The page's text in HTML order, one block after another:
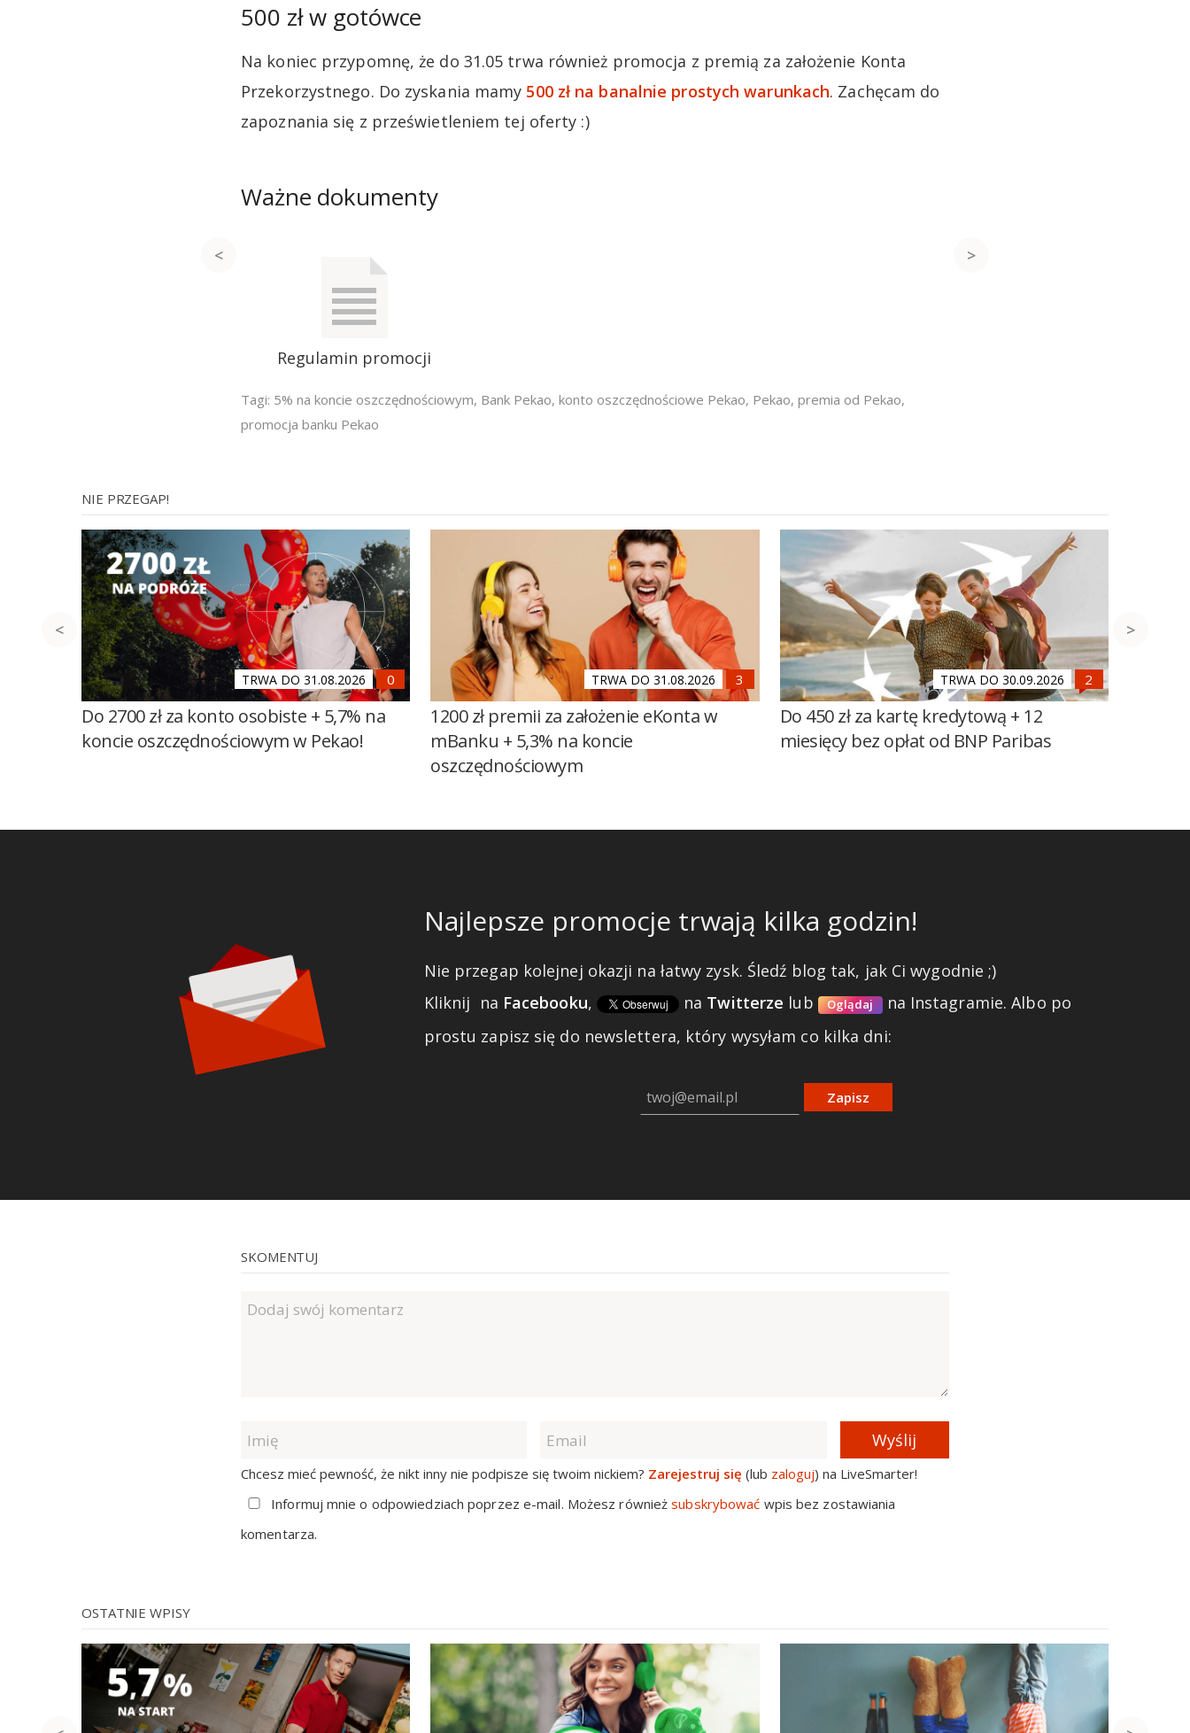
500 zł w gotówce
Na koniec przypomnę, że do 31.05 trwa również promocja z premią za założenie Konta
Przekorzystnego. Do zyskania mamy 500 zł na banalnie prostych warunkach. Zachęcam do
zapoznania się z prześwietleniem tej oferty :)
Ważne dokumenty
Regulamin promocji
Tagi: 5% na koncie oszczędnościowym, Bank Pekao, konto oszczędnościowe Pekao, Pekao, premia od Pekao,
promocja banku Pekao
NIE PRZEGAP!
TRWA DO 31.08.2026
Do 2700 zł za konto osobiste + 5,7% na
koncie oszczędnościowym w Pekao!
TRWA DO 31.08.2026
1200 zł premii za założenie eKonta w
mBanku + 5,3% na koncie
oszczędnościowym
TRWA DO 30.09.2026
Do 450 zł za kartę kredytową + 12
miesięcy bez opłat od BNP Paribas
Najlepsze promocje trwają kilka godzin!
Nie przegap kolejnej okazji na łatwy zysk. Śledź blog tak, jak Ci wygodnie ;)
Kliknij na Facebooku, na Twitterze lub Oglądaj na Instagramie.Albo po
prostu zapisz się do newslettera, który wysyłam co kilka dni:
Zapisz
SKOMENTUJ
Wyślij
Chcesz mieć pewność, że nikt inny nie podpisze się twoim nickiem? Zarejestruj się (lub zaloguj) na LiveSmarter!
Informuj mnie o odpowiedziach poprzez e-mail. Możesz równieżsubskrybować wpis bez zostawiania
komentarza.
OSTATNIE WPISY